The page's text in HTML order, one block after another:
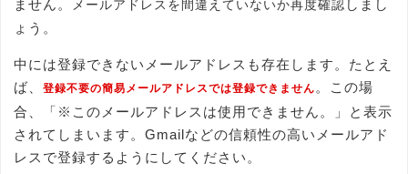
ません。 メールアドレスを間違えていないか再度確認 しまし
ょう。
中には登録できないメールアドレスも存在します。たとえ
ば、
登録不要の簡易メールアドレスでは登録できません 。この場
合、「※このメールアドレスは使用できません。」と表示
されてしまいます。Gmailなどの信頼性の高いメールアド
レスで登録するようにしてください。